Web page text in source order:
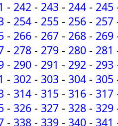
- 242 - 243 - 244 - 245
- 254 - 255 - 256 - 257
- 266 - 267 - 268 - 269
- 278 - 279 - 280 - 281
- 290 - 291 - 292 - 293
- 302 - 303 - 304 - 305
- 314 - 315 - 316 - 317
- 326 - 327 - 328 - 329
- 338 - 339 - 340 - 341